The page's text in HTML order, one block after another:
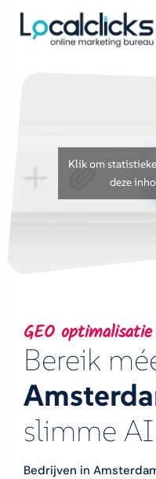
GEO
Bereik
slimme
Bedrijven in
Klik om
deze